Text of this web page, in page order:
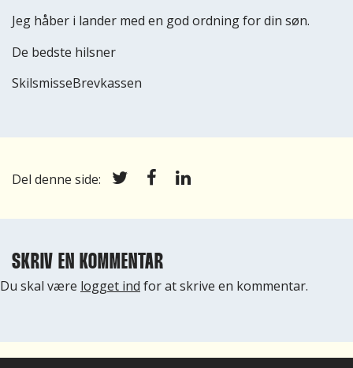
Jeg håber i lander med en god ordning for din søn.
De bedste hilsner
SkilsmisseBrevkassen
Del denne side:
SKRIV EN KOMMENTAR
Du skal være logget ind for at skrive en kommentar.